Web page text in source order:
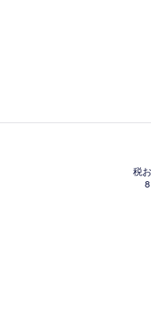
ュー | ミニバー、セーフティ部
税